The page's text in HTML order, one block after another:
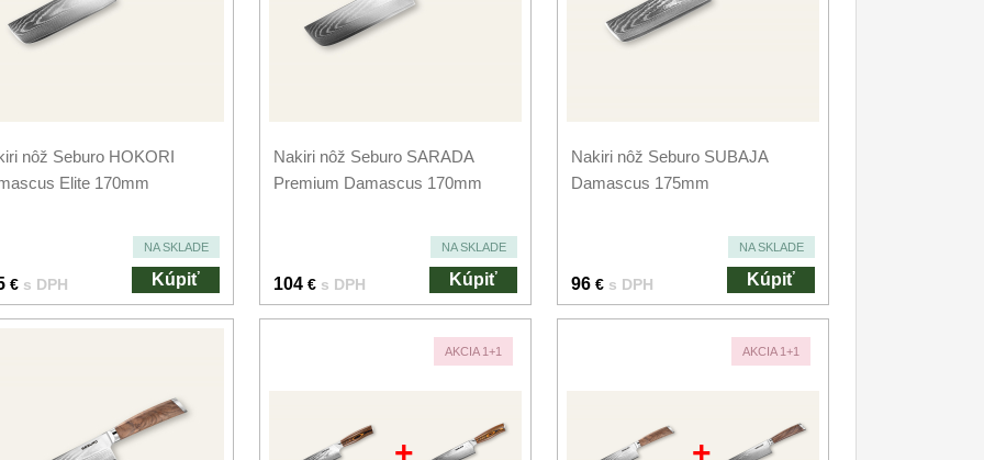
nôž Seburo HOKORI
Elite 170mm
NA SKLADE
€ s DPH Kúpiť
Nakiri nôž Seburo SARADA
Premium Damascus 170mm
NA SKLADE
104 € s DPH Kúpiť
Nakiri nôž Seburo SUBAJA
Damascus 175mm
NA SKLADE
96 € s DPH Kúpiť
AKCIA 1+1 AKCIA 1+1